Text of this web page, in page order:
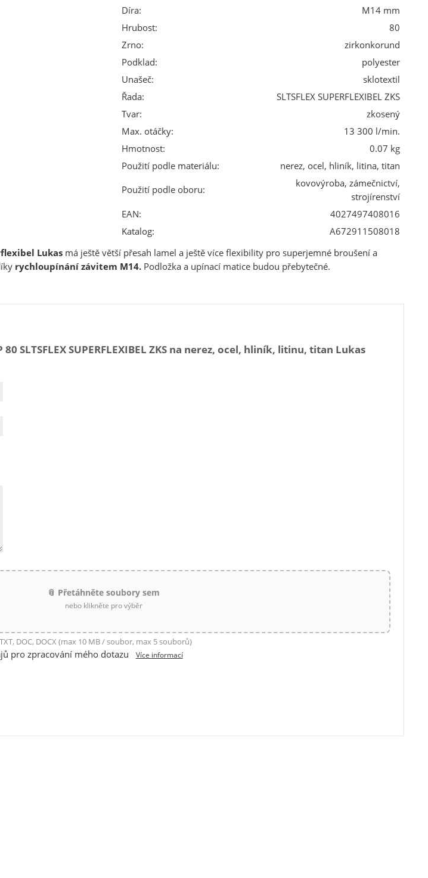
Díra:
M14 mm
Hrubost:
80
Zrno:
zirkonkorund
Podklad:
polyester
Unašeč:
sklotextil
Řada:
SLTSFLEX SUPERFLEXIBEL ZKS
Tvar:
zkosený
Max. otáčky:
13 300 l/min.
Hmotnost:
0.07 kg
Použití podle materiálu:
nerez, ocel, hliník, litina, titan
Použití podle oboru:
kovovýroba, zámečnictví,
strojírenství
EAN:
4027497408016
Katalog:
A672911508018
Lukas má ještě větší přesah lamel a ještě více flexibility pro superjemné broušení a
rychloupínání závitem M14. Podložka a upínací matice budou přebytečné.
SLTSFLEX SUPERFLEXIBEL ZKS na nerez, ocel, hliník, litinu, titan Lukas
📎 Přetáhněte soubory sem
nebo klikněte pro výběr
TXT, DOC, DOCX (max 10 MB / soubor, max 5 souborů)
pro zpracování mého dotazu Více informací